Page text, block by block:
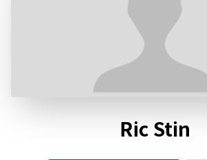
Ric Stin